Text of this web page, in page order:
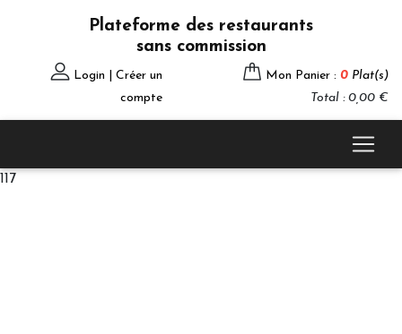
Plateforme des restaurants
sans commission
Login | Créer un
compte
Mon Panier : 0 Plat(s)
Total : 0,00 €
117